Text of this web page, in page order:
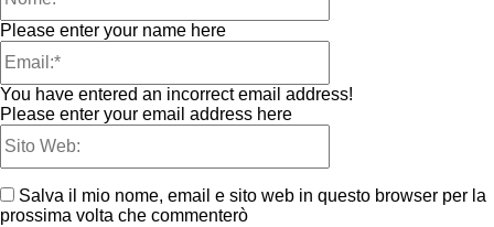
Please enter your name here
You have entered an incorrect email address!
Please enter your email address here
Salva il mio nome, email e sito web in questo browser per la
prossima volta che commenterò